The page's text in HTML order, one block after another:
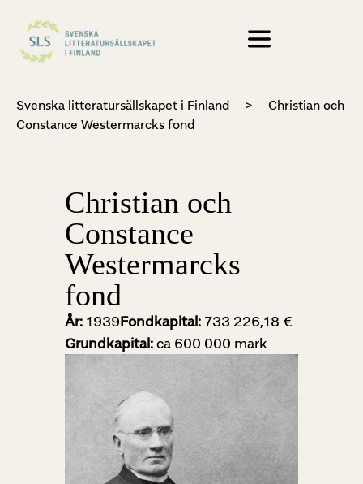
Svenska litteratursällskapet i Finland >
Christian och
Constance Westermarcks fond
Christian och
Constance
Westermarcks
fond
År: 1939Fondkapital: 733 226,18 €
Grundkapital:ca 600 000 mark